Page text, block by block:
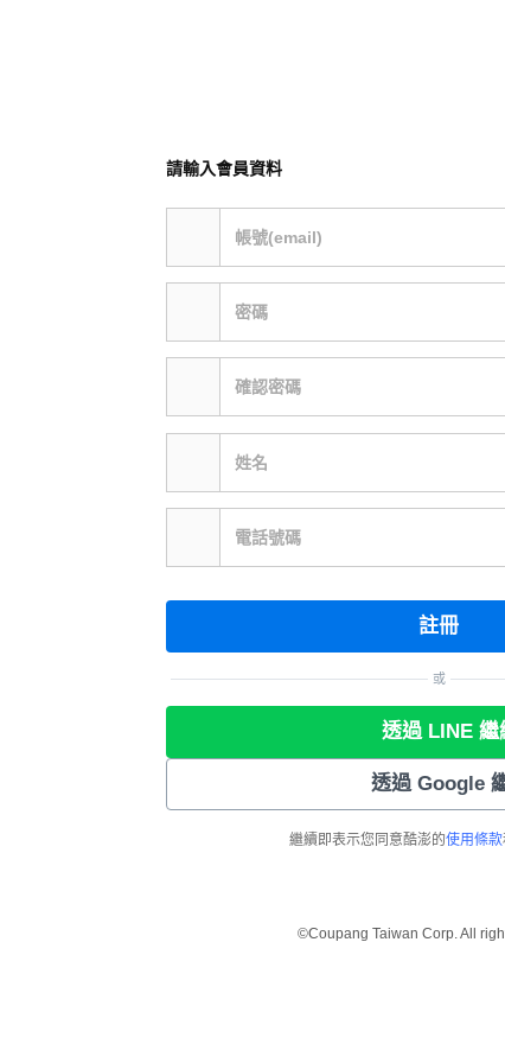
請輸入會員資料
帳號(email)
密碼
確認密碼
姓名
電話號碼
註冊
或
透過 LINE 繼
透過 Google
繼續即表示您同意酷澎的使用條款
©Coupang Taiwan Corp. All